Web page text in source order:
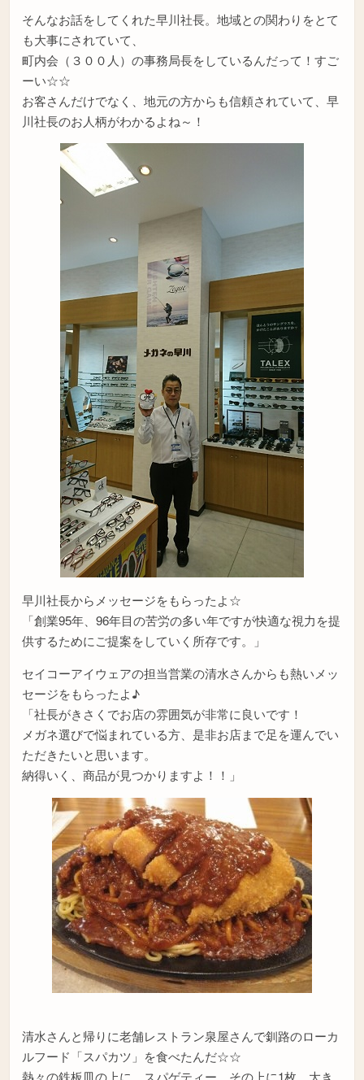
そんなお話をしてくれた早川社長。地域との関わりをとて
も大事にされていて、
町内会（３００人）の事務局長をしているんだって！すご
ーい☆☆
お客さんだけでなく、地元の方からも信頼されていて、早
川社長のお人柄がわかるよね～！
早川社長からメッセージをもらったよ☆
「創業95年、96年目の苦労の多い年ですが快適な視力を提
供するためにご提案をしていく所存です。」
セイコーアイウェアの担当営業の清水さんからも熱いメッ
セージをもらったよ♪
「社長がきさくでお店の雰囲気が非常に良いです！
メガネ選びで悩まれている方、是非お店まで足を運んでい
ただきたいと思います。
納得いく、商品が見つかりますよ！！」
清水さんと帰りに老舗レストラン泉屋さんで釧路のローカ
ルフード「スパカツ」を食べたんだ☆☆
熱々の鉄板皿の上に、スパゲティー、その上に1枚、大き